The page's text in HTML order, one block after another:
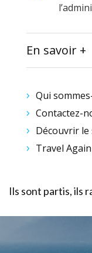
En savoir +
Qui
Contactez-
Découvrir
Travel
Ils sont partis, ils